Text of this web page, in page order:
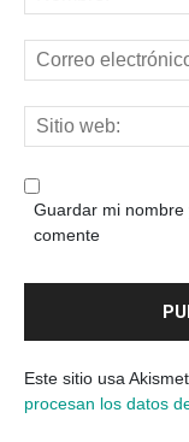
Guardar mi
comente
Este sitio usa
procesan los datos